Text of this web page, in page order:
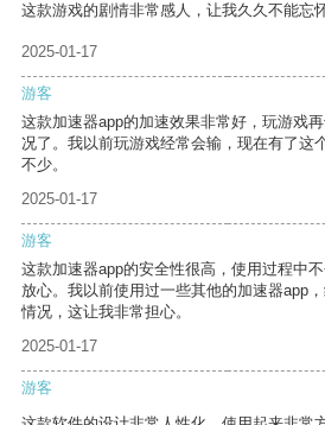
这款游戏的剧情非常感人，让我久久不能忘怀
2025-01-17
游客
这款加速器app的加速效果非常好，玩游戏
况了。我以前玩游戏经常会输，现在有了这
不少。
2025-01-17
游客
这款加速器app的安全性很高，使用过程中
放心。我以前使用过一些其他的加速器app
情况，这让我非常担心。
2025-01-17
游客